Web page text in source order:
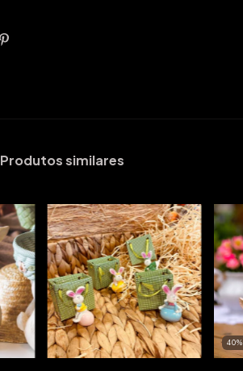
Produtos similares
40